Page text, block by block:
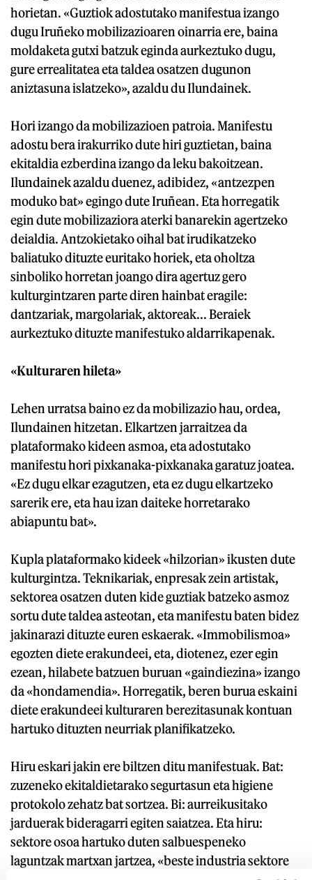
horietan. «Guztiok adostutako manifestua izango
dugu Iruñeko mobilizazioaren oinarria ere, baina
moldaketa gutxi batzuk eginda aurkeztuko dugu,
gure errealitatea eta taldea osatzen dugunon
aniztasuna islatzeko», azaldu du Ilundainek.
Hori izango da mobilizazioen patroia. Manifestu
adostu bera irakurriko dute hiri guztietan, baina
ekitaldia ezberdina izango da leku bakoitzean.
Ilundainek azaldu duenez, adibidez, «antzezpen
moduko bat» egingo dute Iruñean. Eta horregatik
egin dute mobilizaziora aterki banarekin agertzeko
deialdia. Antzokietako oihal bat irudikatzeko
baliatuko dituzte euritako horiek, eta oholtza
sinboliko horretan joango dira agertuz gero
kulturgintzaren parte diren hainbat eragile:
dantzariak, margolariak, aktoreak... Beraiek
aurkeztuko dituzte manifestuko aldarrikapenak.
«Kulturaren hileta»
Lehen urratsa baino ez da mobilizazio hau, ordea,
Ilundainen hitzetan. Elkartzen jarraitzea da
plataformako kideen asmoa, eta adostutako
manifestu hori pixkanaka-pixkanaka garatuz joatea.
«Ez dugu elkar ezagutzen, eta ez dugu elkartzeko
sarerik ere, eta hau izan daiteke horretarako
abiapuntu bat».
Kupla plataformako kideek «hilzorian» ikusten dute
kulturgintza. Teknikariak, enpresak zein artistak,
sektorea osatzen duten kide guztiak batzeko asmoz
sortu dute taldea asteotan, eta manifestu baten bidez
jakinarazi dituzte euren eskaerak. «Immobilismoa»
egozten diete erakundeei, eta, diotenez, ezer egin
ezean, hilabete batzuen buruan «gaindiezina» izango
da «hondamendia». Horregatik, beren burua eskaini
diete erakundeei kulturaren berezitasunak kontuan
hartuko dituzten neurriak planifikatzeko.
Hiru eskari jakin ere biltzen ditu manifestuak. Bat:
zuzeneko ekitaldietarako segurtasun eta higiene
protokolo zehatz bat sortzea. Bi: aurreikusitako
jarduerak bideragarri egiten saiatzea. Eta hiru:
sektore osoa hartuko duten salbuespeneko
laguntzak martxan jartzea, «beste industria sektore